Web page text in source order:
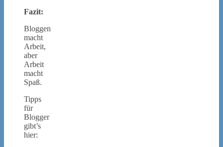
Fazit:
Bloggen
macht
Arbeit,
aber
Arbeit
macht
Spaß.
Tipps
für
Blogger
gibt’s
hier: